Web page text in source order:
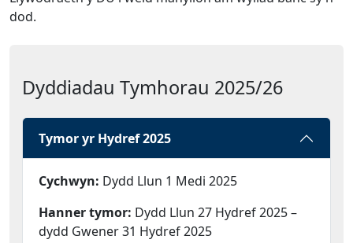
dod.
Dyddiadau Tymhorau 2025/26
Tymor yr Hydref 2025
Cychwyn: Dydd Llun 1 Medi 2025
Hanner tymor: Dydd Llun 27 Hydref 2025 –
dydd Gwener 31 Hydref 2025